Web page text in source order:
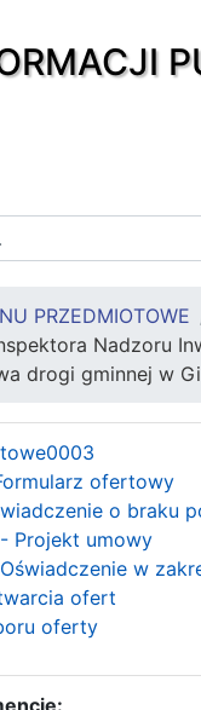
PRZEDMIOTOWE
Nadzoru
drogi gminnej w
ofertowy
o braku
Projekt umowy
w
ofert
oferty